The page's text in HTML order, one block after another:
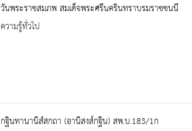
วันพระราชสมภพ สมเด็จพระศรีนครินทราบรมราชชนนี
ความรู้ทั่วไป
กฐินทานานิสํสกถา (อานิสงส์กฐิน) สพ.บ.183/1ก